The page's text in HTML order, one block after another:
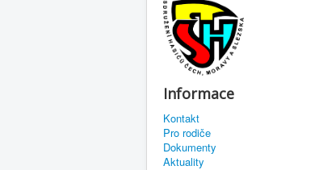
Informace
Kontakt
Pro rodiče
Dokumenty
Aktuality